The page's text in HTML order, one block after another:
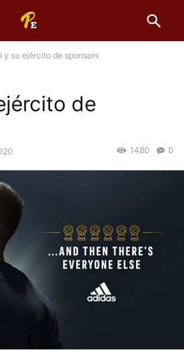
y su ejército de sponsors
de
0
1480